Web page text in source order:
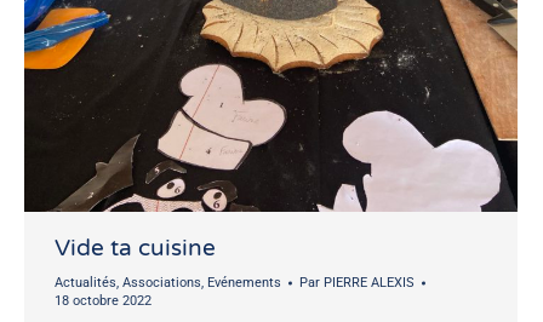
Vide ta cuisine
Actualités, Associations, Evénements Par PIERRE ALEXIS
18 octobre 2022